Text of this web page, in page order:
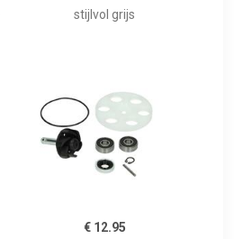
stijlvol grijs
€ 12.95